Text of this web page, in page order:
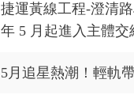
捷運黃線工程-澄清
年 5 月起進入主體交
5月追星熱潮！輕軌